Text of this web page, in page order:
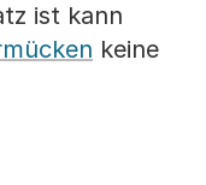
ist kann
keine